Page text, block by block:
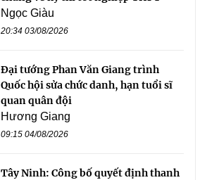
Ngọc Giàu
20:34 03/08/2026
Đại tướng Phan Văn Giang trình
Quốc hội sửa chức danh, hạn tuổi sĩ
quan quân đội
Hương Giang
09:15 04/08/2026
Tây Ninh: Công bố quyết định thanh